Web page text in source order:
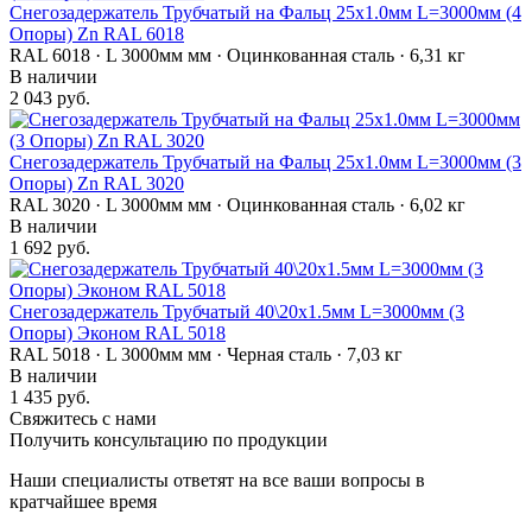
Снегозадержатель Трубчатый на Фальц 25х1.0мм L=3000мм (4
Опоры) Zn RAL 6018
RAL 6018 · L 3000мм мм · Оцинкованная сталь · 6,31 кг
В наличии
2 043 руб.
Снегозадержатель Трубчатый на Фальц 25х1.0мм L=3000мм (3
Опоры) Zn RAL 3020
RAL 3020 · L 3000мм мм · Оцинкованная сталь · 6,02 кг
В наличии
1 692 руб.
Снегозадержатель Трубчатый 40\20х1.5мм L=3000мм (3
Опоры) Эконом RAL 5018
RAL 5018 · L 3000мм мм · Черная сталь · 7,03 кг
В наличии
1 435 руб.
Свяжитесь с нами
Получить консультацию по продукции
Наши специалисты ответят на все ваши вопросы в
кратчайшее время